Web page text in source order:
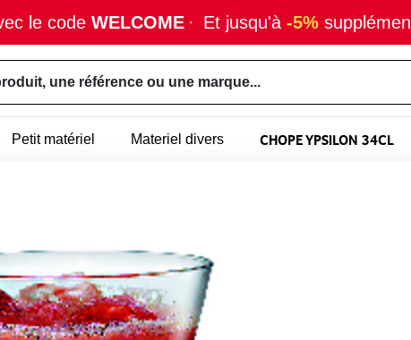
le code WELCOME · Et jusqu'à -5%
une référence ou une marque...
Petit matériel Materiel divers CHOPE YPSILON 34CL